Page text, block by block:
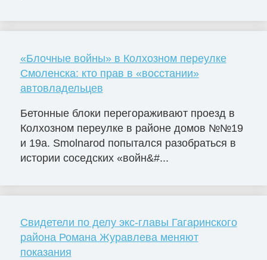
«Блочные войны» в Колхозном переулке
Смоленска: кто прав в «восстании»
автовладельцев
Бетонные блоки перегораживают проезд в
Колхозном переулке в районе домов №№19
и 19а. Smolnarod попытался разобраться в
истории соседских «войн&#...
Свидетели по делу экс-главы Гагаринского
района Романа Журавлева меняют
показания